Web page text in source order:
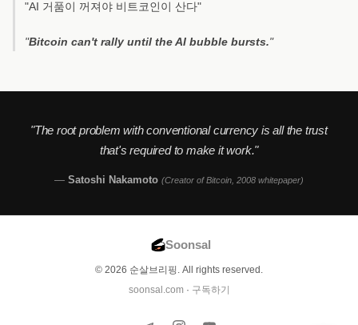
"AI 거품이 꺼져야 비트코인이 산다"
"Bitcoin can't rally until the AI bubble bursts."
"The root problem with conventional currency is all the trust
that's required to make it work."
— Satoshi Nakamoto (Creator of Bitcoin, 2008 whitepaper)
Soonsal
© 2026 순살브리핑. All rights reserved.
soonsal.com· 구독하기